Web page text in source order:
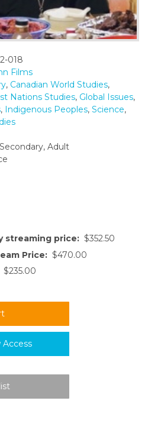
018
Films
, Canadian World Studies,
Nations Studies, Global Issues,
, Indigenous Peoples, Science,
Adult
streaming price: $352.50
Price: $470.00
$235.00
Access